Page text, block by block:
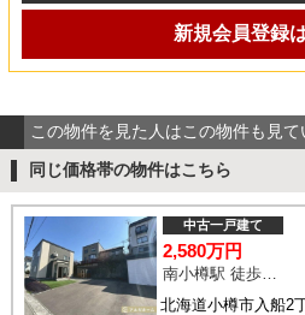
新規会員登録
この物件を見た人はこの物件も見て
同じ価格帯の物件はこちら
北海道小樽市入船2
中古一戸建て
2,580万円
南小樽駅 徒歩12分